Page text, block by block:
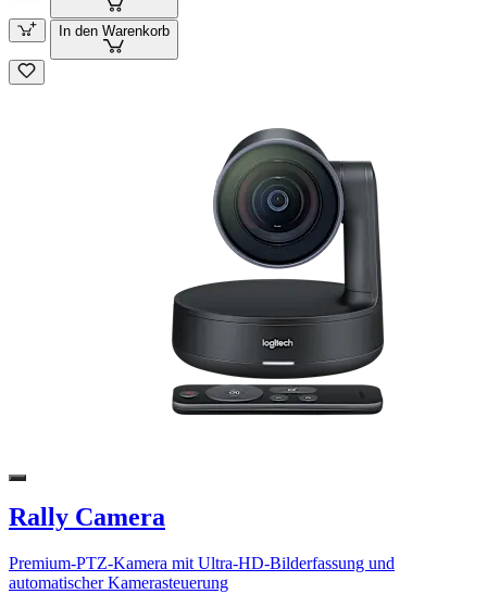
In den Warenkorb
Rally Camera
Premium-PTZ-Kamera mit Ultra-HD-Bilderfassung und
automatischer Kamerasteuerung